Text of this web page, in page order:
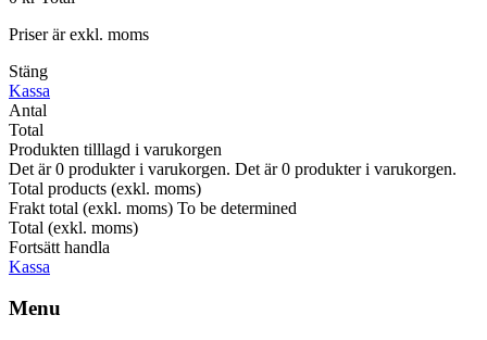
Priser är exkl. moms
Stäng
Kassa
Antal
Total
Produkten tilllagd i varukorgen
Det är0 produkter i varukorgen. Det är0 produkter i varukorgen.
Total products (exkl. moms)
Frakt total (exkl. moms) To be determined
Total (exkl. moms)
Fortsätt handla
Kassa
Menu